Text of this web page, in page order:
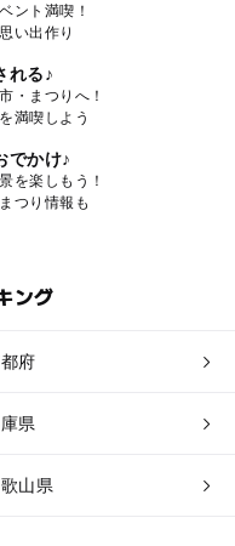
ント満喫！
い出作り
れる♪
・まつりへ！
満喫しよう
でかけ♪
を楽しもう！
つり情報も
ング
府
県
山県